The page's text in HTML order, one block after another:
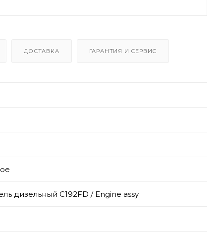
ДОСТАВКА ГАРАНТИЯ И СЕРВИС
дизельный C192FD / Engine assy